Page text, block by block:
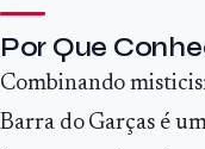
Por Que
Combinando
Barra do Garças é